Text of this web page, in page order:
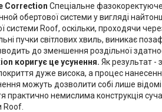
Correction Спеціальне
обертової системи у вигляді
системи Roof, оскільки, проходячи
пучки світлових хвиль, виникає
до зменшення роздільної
коригує це усунення. Як результат -
дуже висока, а процес
можуть дозволити собі лише
практично немислима конструкція
Roof.